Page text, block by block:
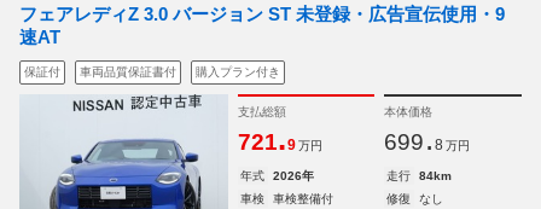
フェアレディZ 3.0 バージョン ST 未登録・広告宣伝使用・9
速AT
保証付 車両品質保証書付 購入プラン付き
支払総額
721.9 万円
本体価格
699. 8 万円
年式 2026年 走行
84km
車検
車検整備付 修復
なし